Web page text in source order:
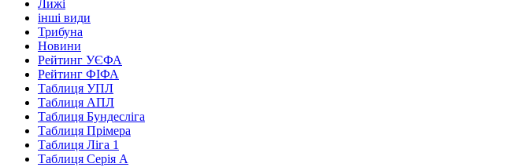
Лижі
інші види
Трибуна
Новини
Рейтинг УЄФА
Рейтинг ФІФА
Таблиця УПЛ
Таблиця АПЛ
Таблиця Бундесліга
Таблиця Прімера
Таблиця Ліга 1
Таблиця Серія А